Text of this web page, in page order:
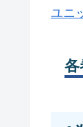
ユニ
各